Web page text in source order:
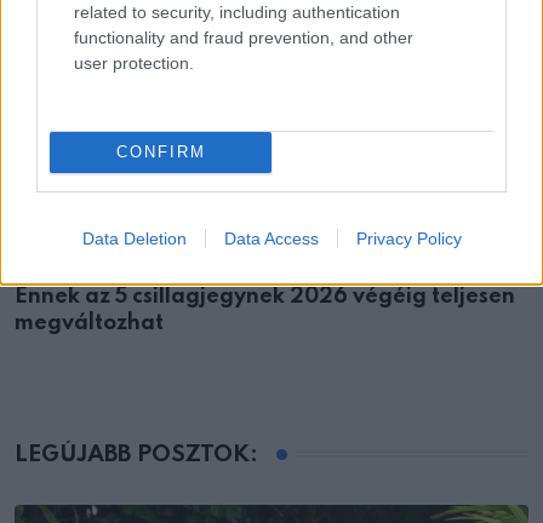
related to security, including authentication
functionality and fraud prevention, and other
user protection.
CONFIRM
Data Deletion Data Access Privacy Policy
ÉLETMÓD
Ennek az 5 csillagjegynek 2026 végéig teljesen
megváltozhat
LEGÚJABB POSZTOK: